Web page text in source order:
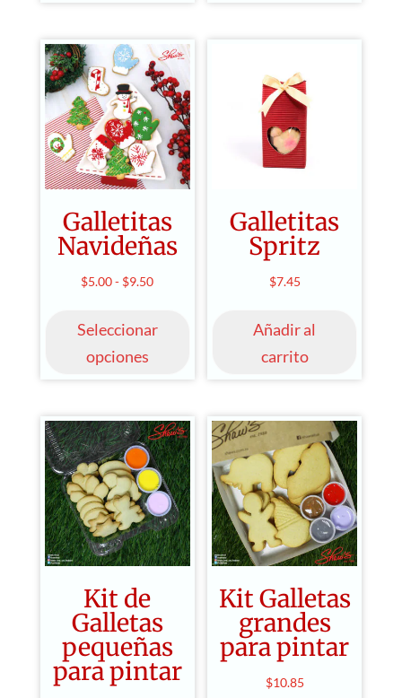
Galletitas
Navideñas
$5.00- $9.50Rango
precios:
$9.50
Seleccionar
opciones
Las
opciones
se
pueden
elegir
en
la
producto
Galletitas
Spritz
$7.45
Añadir al
carrito
Kit de
Galletas
pequeñas
para pintar
Kit Galletas
grandes
para pintar
$10.85